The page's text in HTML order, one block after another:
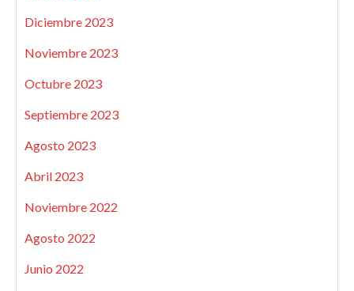
Diciembre 2023
Noviembre 2023
Octubre 2023
Septiembre 2023
Agosto 2023
Abril 2023
Noviembre 2022
Agosto 2022
Junio 2022